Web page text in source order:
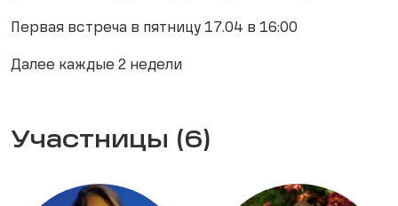
Первая встреча в пятницу 17.04 в 16:00
Далее каждые 2 недели
Участницы (6)